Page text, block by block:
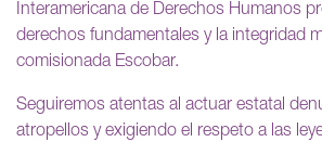
Interamericana de Derechos Humanos
derechos fundamentales y la integridad
comisionada Escobar.
Seguiremos atentas al actuar estatal
atropellos y exigiendo el respeto a las